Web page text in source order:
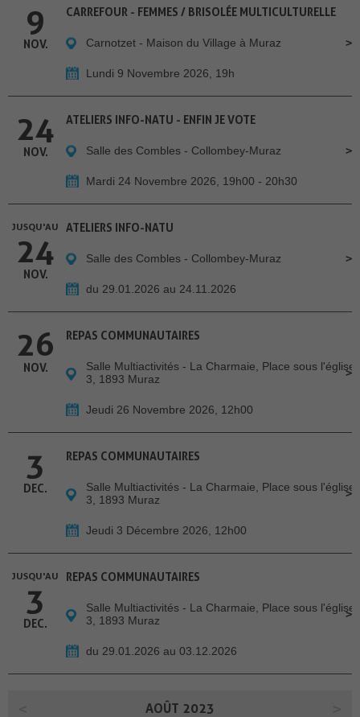
9
NOV.
CARREFOUR - FEMMES / BRISOLÉE MULTICULTURELLE
Carnotzet - Maison du Village à Muraz
Lundi 9 Novembre 2026, 19h
24
NOV.
ATELIERS INFO-NATU - ENFIN JE VOTE
Salle des Combles - Collombey-Muraz
Mardi 24 Novembre 2026, 19h00 - 20h30
JUSQU'AU
24
NOV.
ATELIERS INFO-NATU
Salle des Combles - Collombey-Muraz
du 29.01.2026 au 24.11.2026
26
NOV.
REPAS COMMUNAUTAIRES
Salle Multiactivités - La Charmaie, Place sous l'église
3, 1893 Muraz
Jeudi 26 Novembre 2026, 12h00
3
DEC.
REPAS COMMUNAUTAIRES
Salle Multiactivités - La Charmaie, Place sous l'église
3, 1893 Muraz
Jeudi 3 Décembre 2026, 12h00
JUSQU'AU
3
DEC.
REPAS COMMUNAUTAIRES
Salle Multiactivités - La Charmaie, Place sous l'église
3, 1893 Muraz
du 29.01.2026 au 03.12.2026
AOÛT 2023